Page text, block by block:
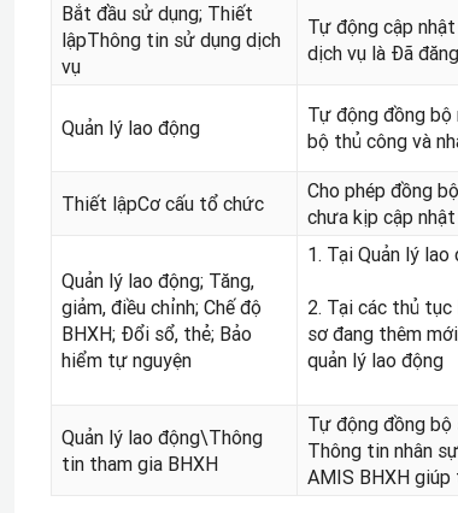
Bắt đầu sử dụng; Thiết
lậpThông tin sử dụng dịch
vụ
Tự động cập
dịch vụ là Đã
Quản lý lao động
Tự động đồng bộ
bộ thủ công và
Thiết lậpCơ cấu tổ chức
Cho phép đồng
chưa kịp cập
Quản lý lao động; Tăng,
giảm, điều chỉnh; Chế độ
BHXH; Đổi sổ, thẻ; Bảo
hiểm tự nguyện
1. Tại Quản lý
2. Tại các thủ tục
sơ đang thêm
quản lý lao động
Quản lý lao động\Thông
tin tham gia BHXH
Tự động đồng
Thông tin nhân
AMIS BHXH